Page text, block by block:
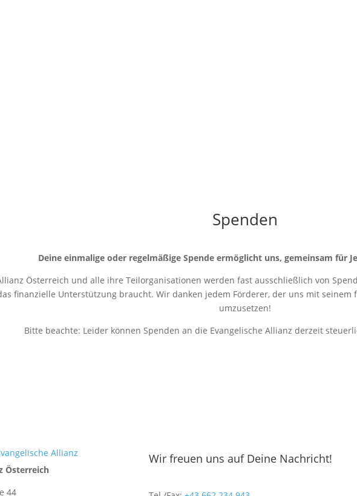
Spenden
Deine einmalige oder regelmäßige Spende ermöglicht uns, gemeinsam für
Österreich und alle ihre Teilorganisationen werden fast ausschließlich von
finanzielle Unterstützung braucht. Wir danken jedem Förderer, der uns mit
umzusetzen!
Bitte beachte: Leider können Spenden an die Evangelische Allianz derzeit
Österreich
44
Wir freuen uns auf Deine Nachricht!